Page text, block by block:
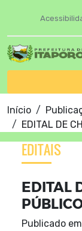
Início
EDITAL DE CHAMAMENTO
EDITAIS
EDITAL
Publicado em